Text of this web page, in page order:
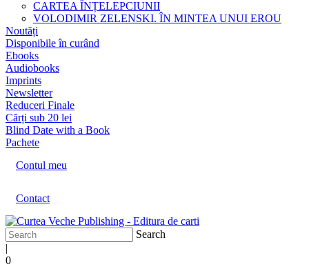
CARTEA ÎNȚELEPCIUNII
VOLODIMIR ZELENSKI. ÎN MINTEA UNUI EROU
Noutăți
Disponibile în curând
Ebooks
Audiobooks
Imprints
Newsletter
Reduceri Finale
Cărți sub 20 lei
Blind Date with a Book
Pachete
Contul meu
Contact
Search
|
0